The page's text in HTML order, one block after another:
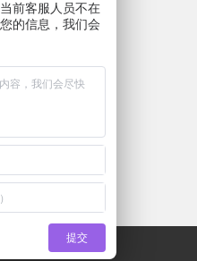
前客服人员不在
的信息，我们会
提交